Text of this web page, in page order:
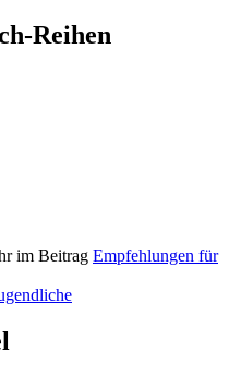
Reihen
im Beitrag Empfehlungen für